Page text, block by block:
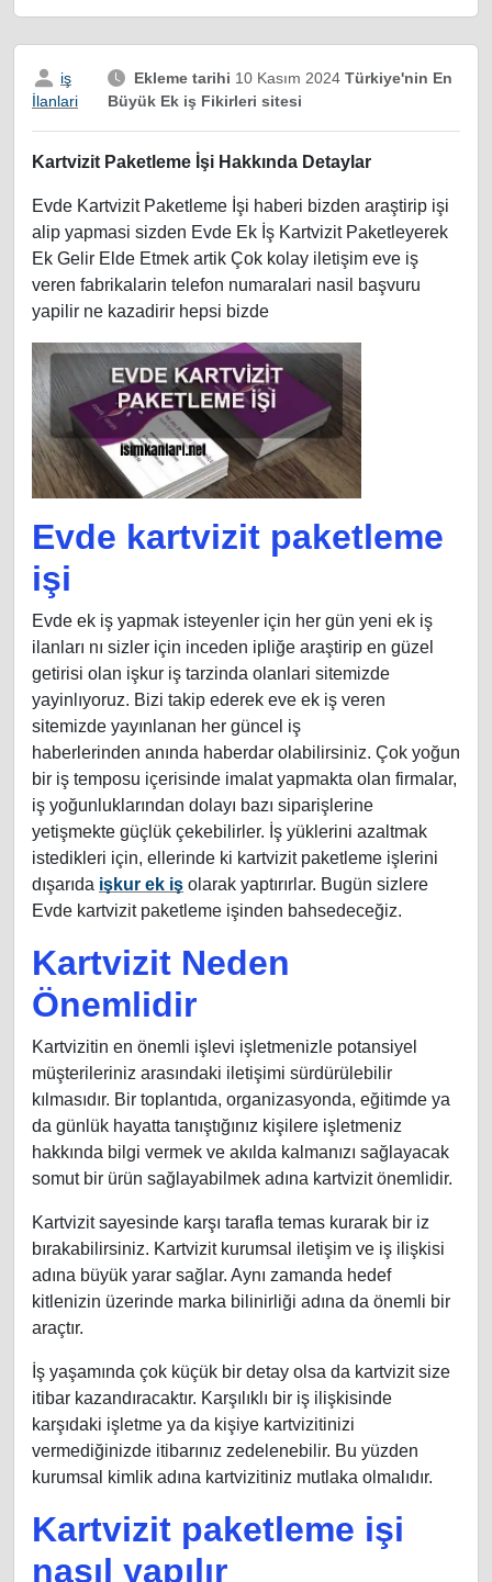
iş
İlanlari
Ekleme tarihi 10 Kasım 2024 Türkiye'nin En
Büyük Ek iş Fikirleri sitesi
Kartvizit Paketleme İşi Hakkında Detaylar
Evde Kartvizit Paketleme İşi haberi bizden araştirip işi
alip yapmasi sizden Evde Ek İş Kartvizit Paketleyerek
Ek Gelir Elde Etmek artik Çok kolay iletişim eve iş
veren fabrikalarin telefon numaralari nasil başvuru
yapilir ne kazadirir hepsi bizde
Evde kartvizit paketleme
işi
Evde ek iş yapmak isteyenler için her gün yeni ek iş
ilanları nı sizler için inceden ipliğe araştirip en güzel
getirisi olan işkur iş tarzinda olanlari sitemizde
yayinlıyoruz. Bizi takip ederek eve ek iş veren
sitemizde yayınlanan her güncel iş
haberlerinden anında haberdar olabilirsiniz. Çok yoğun
bir iş temposu içerisinde imalat yapmakta olan firmalar,
iş yoğunluklarından dolayı bazı siparişlerine
yetişmekte güçlük çekebilirler. İş yüklerini azaltmak
istedikleri için, ellerinde ki kartvizit paketleme işlerini
dışarıda işkur ek iş olarak yaptırırlar. Bugün sizlere
Evde kartvizit paketleme işinden bahsedeceğiz.
Kartvizit Neden
Önemlidir
Kartvizitin en önemli işlevi işletmenizle potansiyel
müşterileriniz arasındaki iletişimi sürdürülebilir
kılmasıdır. Bir toplantıda, organizasyonda, eğitimde ya
da günlük hayatta tanıştığınız kişilere işletmeniz
hakkında bilgi vermek ve akılda kalmanızı sağlayacak
somut bir ürün sağlayabilmek adına kartvizit önemlidir.
Kartvizit sayesinde karşı tarafla temas kurarak bir iz
bırakabilirsiniz. Kartvizit kurumsal iletişim ve iş ilişkisi
adına büyük yarar sağlar. Aynı zamanda hedef
kitlenizin üzerinde marka bilinirliği adına da önemli bir
araçtır.
İş yaşamında çok küçük bir detay olsa da kartvizit size
itibar kazandıracaktır. Karşılıklı bir iş ilişkisinde
karşıdaki işletme ya da kişiye kartvizitinizi
vermediğinizde itibarınız zedelenebilir. Bu yüzden
kurumsal kimlik adına kartvizitiniz mutlaka olmalıdır.
Kartvizit paketleme işi
nasıl yapılır